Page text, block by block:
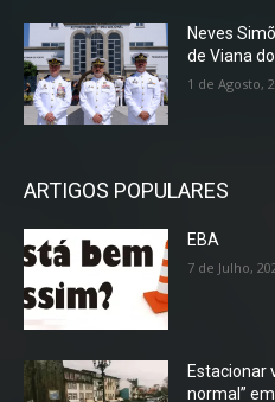
Neves
de Viana
1 de Agosto,
ARTIGOS POPULARES
EBA
7 de Julho,
Estacionar
normal”